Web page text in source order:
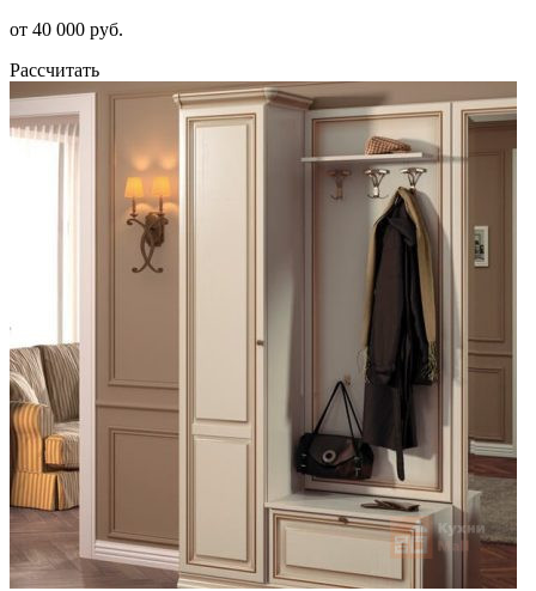
от 40 000 руб.
Рассчитать